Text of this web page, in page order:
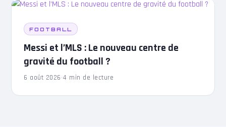
FOOTBALL
Messi et l’MLS : Le nouveau centre de
gravité du football ?
6 août 2026·4 min de lecture